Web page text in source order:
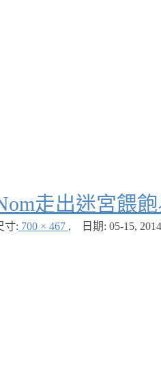
走出迷宮餵
寸: 700 × 467 , 日期: 05-15, 2014